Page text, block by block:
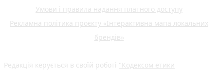
Умови і правила надання платного доступу
Рекламна політика проєкту «Інтерактивна мапа локальних
брендів»
Редакція керується в своїй роботі "Кодексом етики